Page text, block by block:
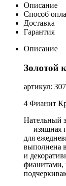
Описание
Способ
Доставка
Гарантия
Описание
Золотой
артикул:
4 Фианит
Нательный
— изящная
для
выполнена
и
фианитами,